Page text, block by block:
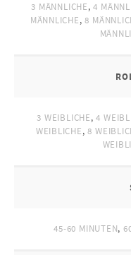
3 MÄNNLICHE,4
MÄNNLICHE,8
3 WEIBLICHE,4
WEIBLICHE,8
45-60 MINUTEN,